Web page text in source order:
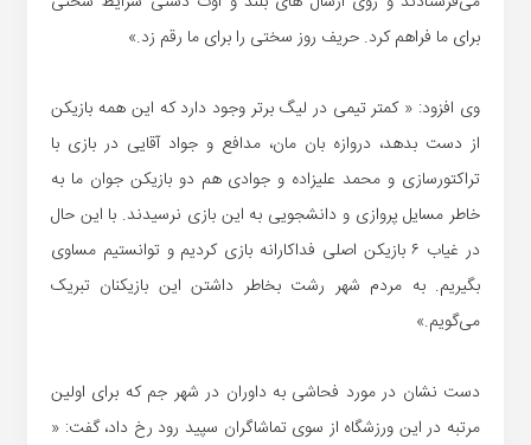
برای ما فراهم کرد. حریف روز سختی را برای ما رقم زد.»
وی افزود: « کمتر تیمی در لیگ برتر وجود دارد که این همه بازیکن
از دست بدهد، دروازه بان مان، مدافع و جواد آقایی در بازی با
تراکتورسازی و محمد علیزاده و جوادی هم دو بازیکن جوان ما به
خاطر مسایل پروازی و دانشجویی به این بازی نرسیدند. با این حال
در غیاب ۶ بازیکن اصلی فداکارانه بازی کردیم و توانستیم مساوی
بگیریم. به مردم شهر رشت بخاطر داشتن این بازیکنان تبریک
می‌گویم.»
دست نشان در مورد فحاشی به داوران در شهر جم که برای اولین
مرتبه در این ورزشگاه از سوی تماشاگران سپید رود رخ داد، گفت: «